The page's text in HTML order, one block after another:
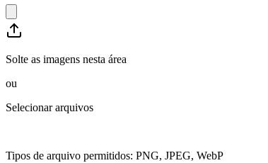
Solte as imagens nesta área
ou
Selecionar arquivos
Tipos de arquivo permitidos: PNG, JPEG, WebP